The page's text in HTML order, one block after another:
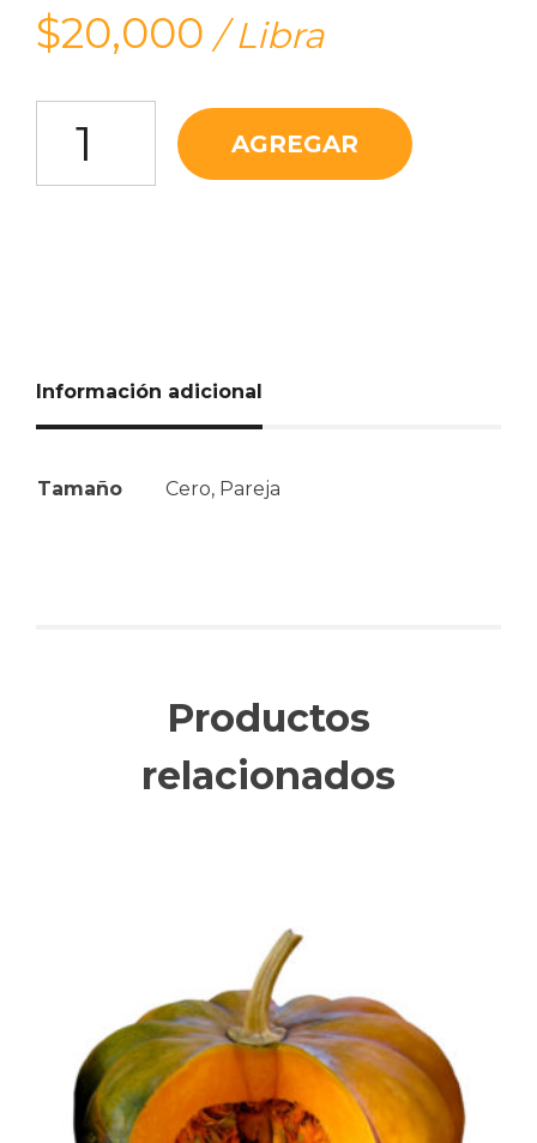
$20,000 / Libra
Zanahoria Baby cantidad
AGREGAR
Información adicional
Tamaño Cero, Pareja
Productos
relacionados